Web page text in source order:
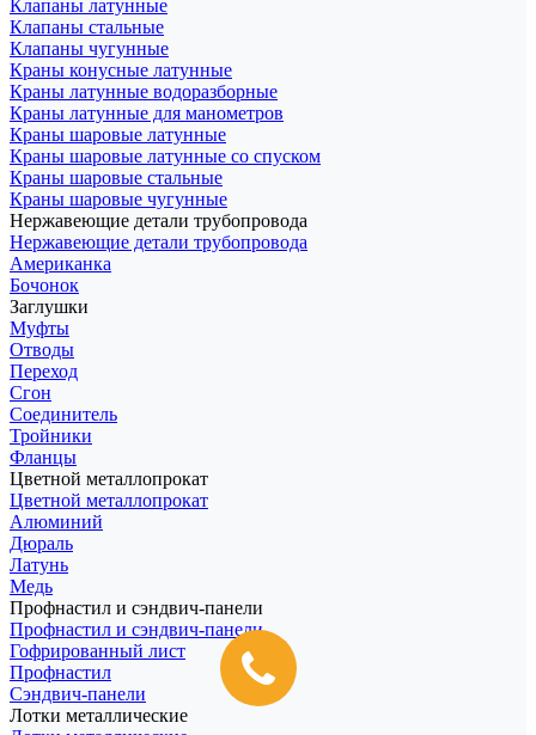
Клапаны латунные
Клапаны стальные
Клапаны чугунные
Краны конусные латунные
Краны латунные водоразборные
Краны латунные для манометров
Краны шаровые латунные
Краны шаровые латунные со спуском
Краны шаровые стальные
Краны шаровые чугунные
Нержавеющие детали трубопровода
Нержавеющие детали трубопровода
Американка
Бочонок
Заглушки
Муфты
Отводы
Переход
Сгон
Соединитель
Тройники
Фланцы
Цветной металлопрокат
Цветной металлопрокат
Алюминий
Дюраль
Латунь
Медь
Профнастил и сэндвич-панели
Профнастил и сэндвич-панели
Гофрированный лист
Профнастил
Сэндвич-панели
Лотки металлические